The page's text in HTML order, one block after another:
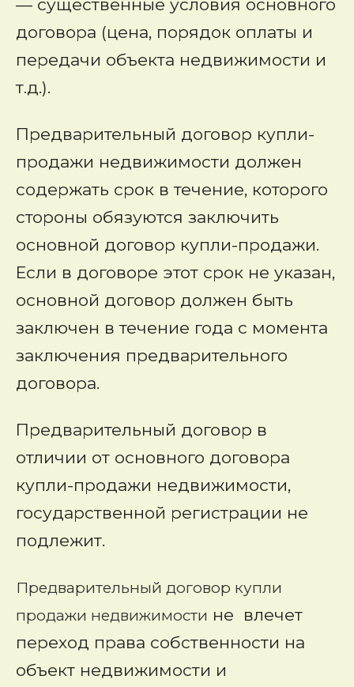
— существенные условия основного
договора (цена, порядок оплаты и
передачи объекта недвижимости и
т.д.).
Предварительный договор купли-
продажи недвижимости должен
содержать срок в течение, которого
стороны обязуются заключить
основной договор купли-продажи.
Если в договоре этот срок не указан,
основной договор должен быть
заключен в течение года с момента
заключения предварительного
договора.
Предварительный договор в
отличии от основного договора
купли-продажи недвижимости,
государственной регистрации не
подлежит.
Предварительный договор купли
продажи недвижимости не влечет
переход права собственности на
объект недвижимости и